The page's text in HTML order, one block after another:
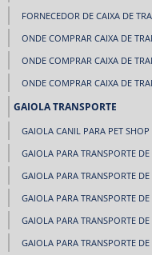
FORNECEDOR DE CAIXA DE
ONDE COMPRAR CAIXA DE
ONDE COMPRAR CAIXA DE
ONDE COMPRAR CAIXA DE
GAIOLA TRANSPORTE
GAIOLA CANIL PARA PET SHOP
GAIOLA PARA TRANSPORTE
GAIOLA PARA TRANSPORTE
GAIOLA PARA TRANSPORTE
GAIOLA PARA TRANSPORTE
GAIOLA PARA TRANSPORTE DE